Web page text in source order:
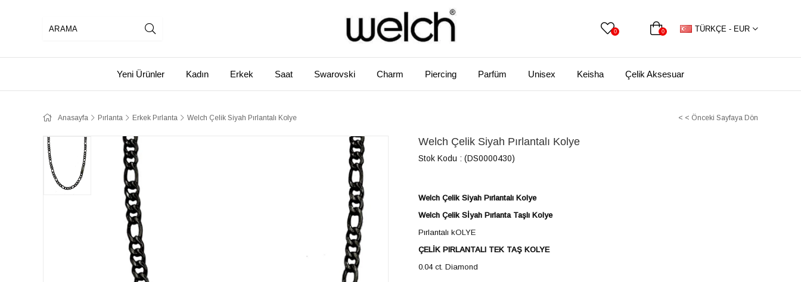
0 0 TÜRKÇE - EUR
Yeni Ürünler Kadın Erkek Saat Swarovski Charm Piercing Parfüm Unisex Keisha Çelik Aksesuar
Anasayfa Pırlanta Erkek Pırlanta Welch Çelik Siyah Pırlantalı Kolye < < Önceki Sayfaya Dön
Welch Çelik Siyah Pırlantalı Kolye
Stok Kodu (DS0000430)
Welch Çelik Siyah Pırlantalı Kolye
Welch Çelik Sİyah Pırlanta Taşlı Kolye
Pırlantalı kOLYE
ÇELİK PIRLANTALI TEK TAŞ KOLYE
0.04 ct. Diamond